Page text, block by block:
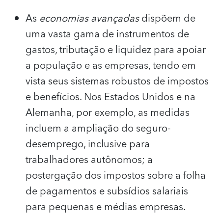
As economias avançadasdispõem de
uma vasta gama de instrumentos de
gastos, tributação e liquidez para apoiar
a população e as empresas, tendo em
vista seus sistemas robustos de impostos
e benefícios. Nos Estados Unidos e na
Alemanha, por exemplo, as medidas
incluem a ampliação do seguro-
desemprego, inclusive para
trabalhadores autônomos; a
postergação dos impostos sobre a folha
de pagamentos e subsídios salariais
para pequenas e médias empresas.